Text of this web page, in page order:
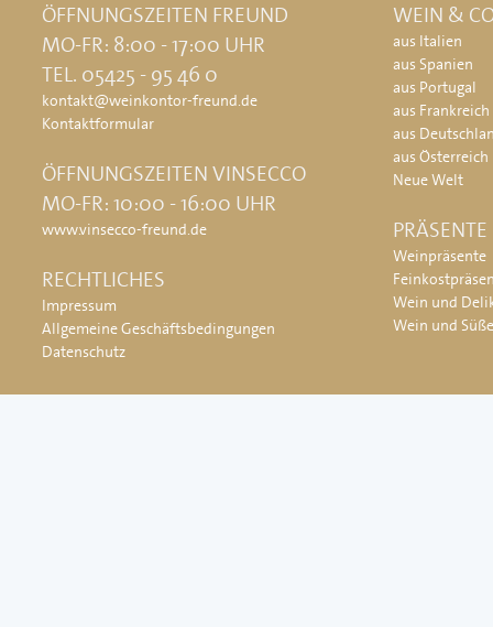
ÖFFNUNGSZEITEN FREUND
MO-FR: 8:00 - 17:00 UHR
TEL. 05425 - 95 46 0
kontakt@weinkontor-freund.de
Kontaktformular
ÖFFNUNGSZEITEN VINSECCO
MO-FR: 10:00 - 16:00 UHR
www.vinsecco-freund.de
RECHTLICHES
Impressum
Allgemeine Geschäftsbedingungen
Datenschutz
WEIN &
aus Italien
aus Spanien
aus Portugal
aus Frankreich
aus
aus Österreich
Neue Welt
PRÄSENTE
Weinpräsente
Wein und
Wein und